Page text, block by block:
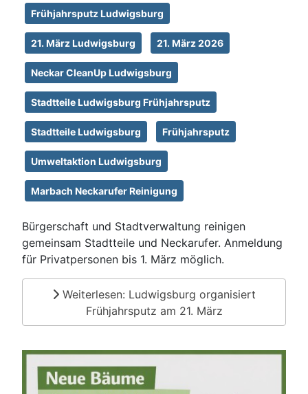
Frühjahrsputz Ludwigsburg
21. März Ludwigsburg 21. März 2026
Neckar CleanUp Ludwigsburg
Stadtteile Ludwigsburg Frühjahrsputz
Stadtteile Ludwigsburg Frühjahrsputz
Umweltaktion Ludwigsburg
Marbach Neckarufer Reinigung
Bürgerschaft und Stadtverwaltung reinigen
gemeinsam Stadtteile und Neckarufer. Anmeldung
für Privatpersonen bis 1. März möglich.
Weiterlesen: Ludwigsburg organisiert
Frühjahrsputz am 21. März